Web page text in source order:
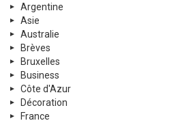
Argentine
Asie
Australie
Brèves
Bruxelles
Business
Côte d'Azur
Décoration
France